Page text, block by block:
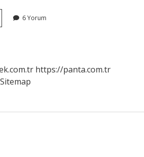
6 Yorum
https://panta.com.tr
Sitemap